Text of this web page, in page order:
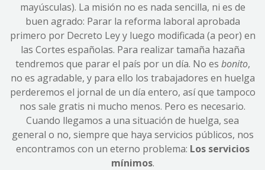
mayúsculas). La misión no es nada sencilla, ni es de
buen agrado: Parar la reforma laboral aprobada
primero por Decreto Ley y luego modificada (a peor) en
las Cortes españolas. Para realizar tamaña hazaña
tendremos que parar el país por un día. No es bonito,
no es agradable, y para ello los trabajadores en huelga
perderemos el jornal de un día entero, así que tampoco
nos sale gratis ni mucho menos. Pero es necesario.
Cuando llegamos a una situación de huelga, sea
general o no, siempre que haya servicios públicos, nos
encontramos con un eterno problema: Los servicios
mínimos.